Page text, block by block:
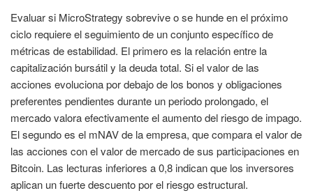
Evaluar si MicroStrategy sobrevive o se hunde en el próximo
ciclo requiere el seguimiento de un conjunto específico de
métricas de estabilidad. El primero es la relación entre la
capitalización bursátil y la deuda total. Si el valor de las
acciones evoluciona por debajo de los bonos y obligaciones
preferentes pendientes durante un periodo prolongado, el
mercado valora efectivamente el aumento del riesgo de impago.
El segundo es el mNAV de la empresa, que compara el valor de
las acciones con el valor de mercado de sus participaciones en
Bitcoin. Las lecturas inferiores a 0,8 indican que los inversores
aplican un fuerte descuento por el riesgo estructural.